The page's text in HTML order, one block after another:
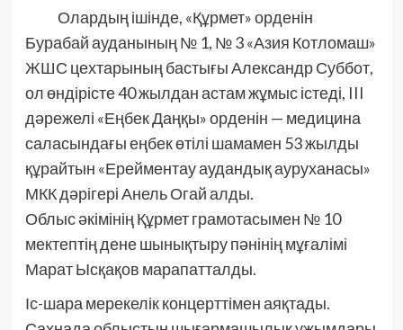
Олардың ішінде, «Құрмет» орденін
Бурабай ауданының № 1, № 3 «Азия Котломаш»
ЖШС цехтарының бастығы Александр Суббот,
ол өндірісте 40 жылдан астам жұмыс істеді, III
дәрежелі «Еңбек Даңқы» орденін — медицина
саласындағы еңбек өтілі шамамен 53 жылды
құрайтын «Ерейментау аудандық ауруханасы»
МКК дәрігері Анель Огай алды.
Облыс әкімінің Құрмет грамотасымен № 10
мектептің дене шынықтыру пәнінің мұғалімі
Марат Ысқақов марапатталды.
Іс-шара мерекелік концерттімен аяқтады.